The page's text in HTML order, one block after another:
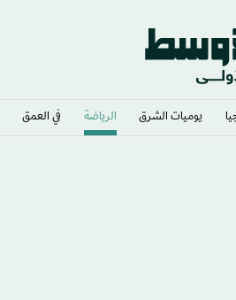
يوميات الشرق​ الرياضة في العمق